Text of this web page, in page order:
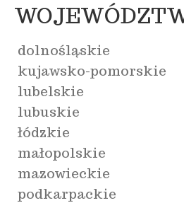
dolnośląskie
kujawsko-pomorskie
lubelskie
lubuskie
łódzkie
małopolskie
mazowieckie
podkarpackie